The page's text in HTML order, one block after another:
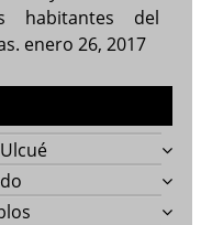
habitantes del
enero 26, 2017